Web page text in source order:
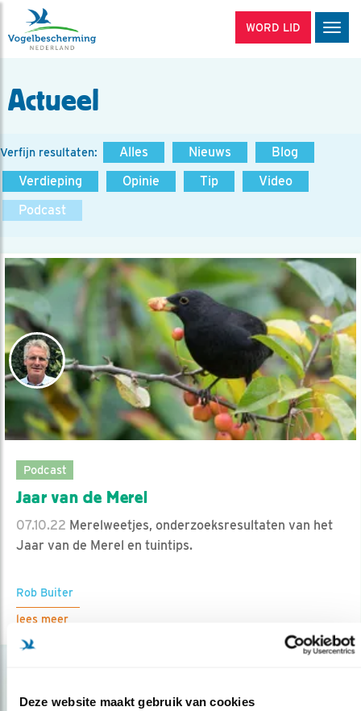
Deze website maakt gebruik van cookies
WORD LID
Actueel
Verfijn resultaten: Alles Nieuws
Blog
Verdieping
Opinie Tip
Video
Podcast
Podcast
Jaar van de Merel
07.10.22 Merelweetjes, onderzoeksresultaten van het
Jaar van de Merel en tuintips.
Rob Buiter
lees meer